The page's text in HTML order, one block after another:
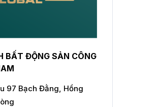
BẤT ĐỘNG SẢN CÔNG
97 Bạch Đằng, Hồng